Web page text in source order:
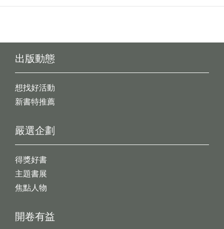
出版動態
想找好活動
新書特推薦
開卷有益
嚴選企劃
得獎好書
主題書展
焦點人物